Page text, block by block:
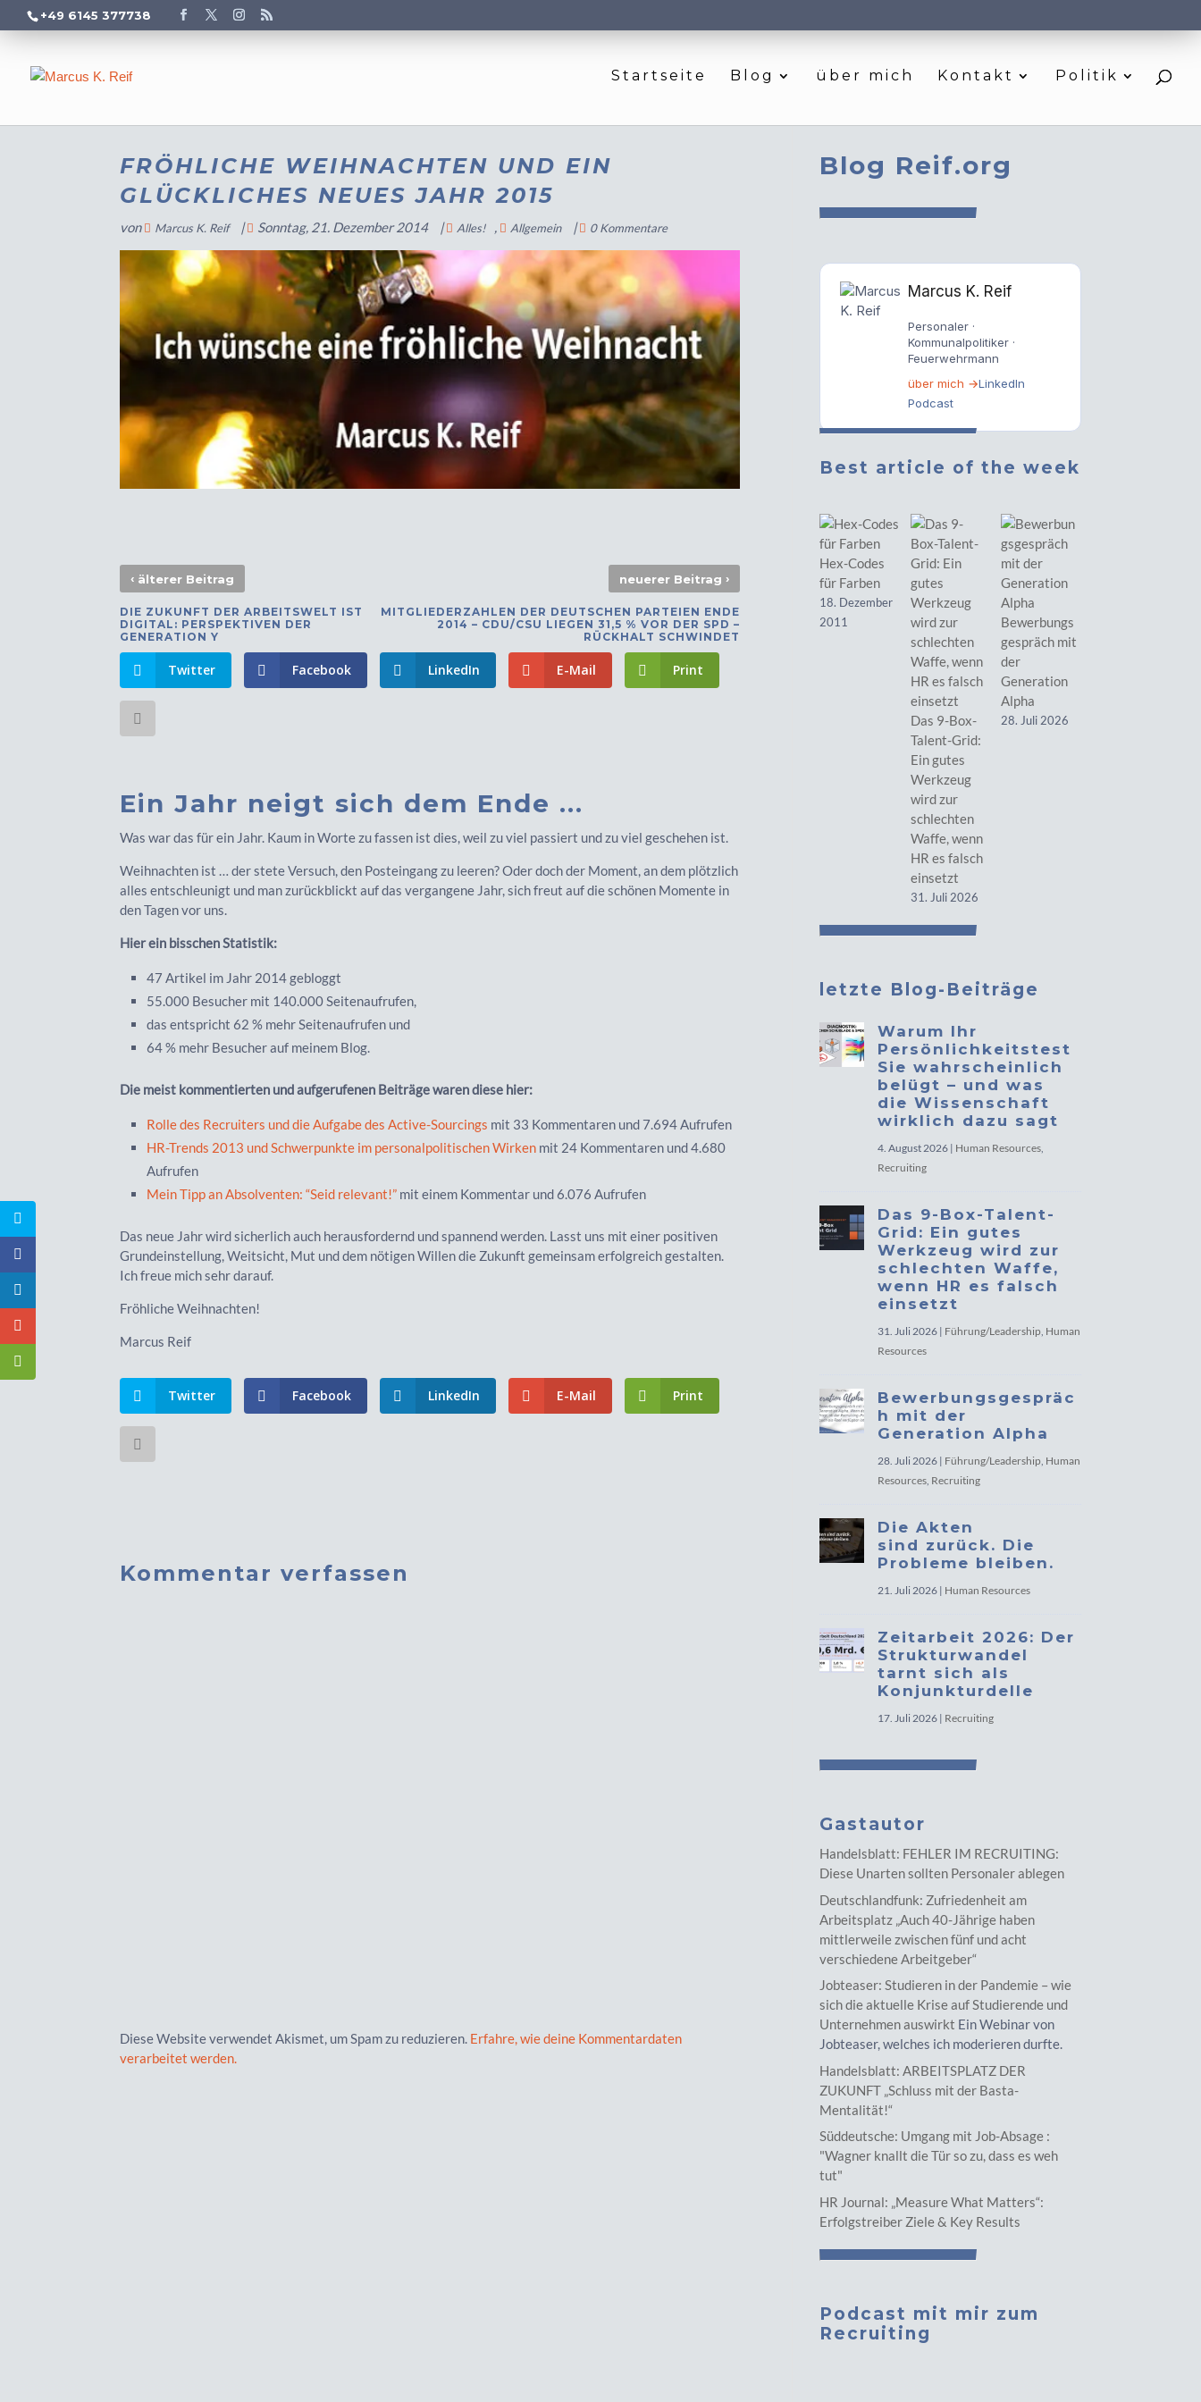
+49 6145 377738
Startseite Blog über mich Kontakt Politik
FRÖHLICHE WEIHNACHTEN UND EIN
GLÜCKLICHES NEUES JAHR 2015
von Marcus K. Reif | Sonntag, 21. Dezember 2014 | Alles! , Allgemein | 0 Kommentare
‹ älterer Beitrag
DIE ZUKUNFT DER ARBEITSWELT IST
DIGITAL: PERSPEKTIVEN DER
GENERATION Y
neuerer Beitrag ›
MITGLIEDERZAHLEN DER DEUTSCHEN PARTEIEN ENDE
2014 – CDU/CSU LIEGEN 31,5 % VOR DER SPD –
RÜCKHALT SCHWINDET
Twitter Facebook LinkedIn E-Mail Print
Ein Jahr neigt sich dem Ende ...
Was war das für ein Jahr. Kaum in Worte zu fassen ist dies, weil zu viel passiert und zu viel geschehen ist.
Weihnachten ist … der stete Versuch, den Posteingang zu leeren? Oder doch der Moment, an dem plötzlich
alles entschleunigt und man zurückblickt auf das vergangene Jahr, sich freut auf die schönen Momente in
den Tagen vor uns.
Hier ein bisschen Statistik:
47 Artikel im Jahr 2014 gebloggt
55.000 Besucher mit 140.000 Seitenaufrufen,
das entspricht 62 % mehr Seitenaufrufen und
64 % mehr Besucher auf meinem Blog.
Die meist kommentierten und aufgerufenen Beiträge waren diese hier:
Rolle des Recruiters und die Aufgabe des Active-Sourcings mit 33 Kommentaren und 7.694 Aufrufen
HR-Trends 2013 und Schwerpunkte im personalpolitischen Wirken mit 24 Kommentaren und 4.680
Aufrufen
Mein Tipp an Absolventen: “Seid relevant!” mit einem Kommentar und 6.076 Aufrufen
Das neue Jahr wird sicherlich auch herausfordernd und spannend werden. Lasst uns mit einer positiven
Grundeinstellung, Weitsicht, Mut und dem nötigen Willen die Zukunft gemeinsam erfolgreich gestalten.
Ich freue mich sehr darauf.
Fröhliche Weihnachten!
Marcus Reif
Twitter Facebook LinkedIn E-Mail Print
Kommentar verfassen
Diese Website verwendet Akismet, um Spam zu reduzieren. Erfahre, wie deine Kommentardaten
verarbeitet werden.
Blog Reif.org
Marcus K. Reif
Personaler ·
Kommunalpolitiker ·
Feuerwehrmann
über mich →LinkedIn
Podcast
Best article of the week
Hex-Codes
für Farben
18. Dezember
2011
Das 9-Box-
Talent-Grid:
Ein gutes
Werkzeug
wird zur
schlechten
Waffe, wenn
HR es falsch
einsetzt
31. Juli 2026
Bewerbungs
gespräch mit
der
Generation
Alpha
28. Juli 2026
letzte Blog-Beiträge
Warum Ihr
Persönlichkeitstest
Sie wahrscheinlich
belügt – und was
die Wissenschaft
wirklich dazu sagt
4. August 2026 | Human Resources,
Recruiting
Das 9-Box-Talent-
Grid: Ein gutes
Werkzeug wird zur
schlechten Waffe,
wenn HR es falsch
einsetzt
31. Juli 2026 | Führung/Leadership, Human
Resources
Bewerbungsgespräc
h mit der
Generation Alpha
28. Juli 2026 | Führung/Leadership, Human
Resources, Recruiting
Die Akten
sind zurück. Die
Probleme bleiben.
21. Juli 2026 | Human Resources
Zeitarbeit 2026: Der
Strukturwandel
tarnt sich als
Konjunkturdelle
17. Juli 2026 | Recruiting
Gastautor
Handelsblatt: FEHLER IM RECRUITING:
Diese Unarten sollten Personaler ablegen
Deutschlandfunk: Zufriedenheit am
Arbeitsplatz „Auch 40-Jährige haben
mittlerweile zwischen fünf und acht
verschiedene Arbeitgeber“
Jobteaser: Studieren in der Pandemie – wie
sich die aktuelle Krise auf Studierende und
Unternehmen auswirkt Ein Webinar von
Jobteaser, welches ich moderieren durfte.
Handelsblatt: ARBEITSPLATZ DER
ZUKUNFT „Schluss mit der Basta-
Mentalität!“
Süddeutsche: Umgang mit Job-Absage :
"Wagner knallt die Tür so zu, dass es weh
tut"
HR Journal: „Measure What Matters“:
Erfolgstreiber Ziele & Key Results
Podcast mit mir zum
Recruiting